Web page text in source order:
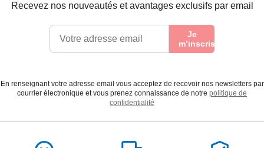
Recevez nos nouveautés et avantages exclusifs par email
Je
m’inscris
En renseignant votre adresse email vous acceptez de recevoir nos newsletters par
courrier électronique et vous prenez connaissance de notre politique de
confidentialité